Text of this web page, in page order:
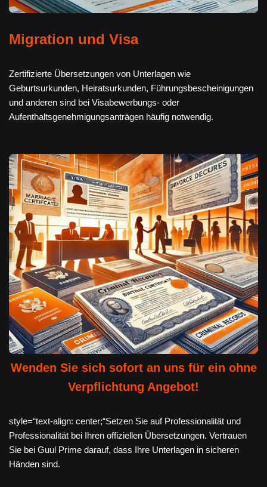
Migration und Visa
Zertifizierte Übersetzungen von Unterlagen wie
Geburtsurkunden, Heiratsurkunden, Führungsbescheinigungen
und anderen sind bei Visabewerbungs- oder
Aufenthaltsgenehmigungsanträgen häufig notwendig.
Wenden Sie sich sofort an uns für ein ohne
Verpflichtung Angebot!
style=“text-align: center;“Setzen Sie auf Professionalität und
Professionalität bei Ihren offiziellen Übersetzungen. Vertrauen
Sie bei Guul Prime darauf, dass Ihre Unterlagen in sicheren
Händen sind.